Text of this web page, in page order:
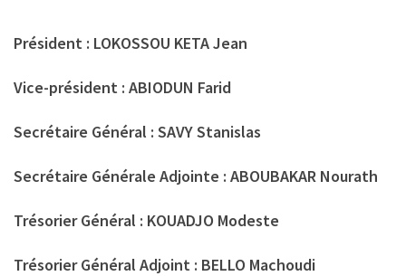
Président : LOKOSSOU KETA Jean
Vice-président : ABIODUN Farid
Secrétaire Général : SAVY Stanislas
Secrétaire Générale Adjointe : ABOUBAKAR Nourath
Trésorier Général : KOUADJO Modeste
Trésorier Général Adjoint : BELLO Machoudi